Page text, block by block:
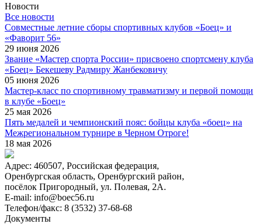
Новости
Все новости
Cовместные летние сборы спортивных клубов «Боец» и
«Фаворит 56»
29 июня 2026
Звание «Мастер спорта России» присвоено спортсмену клуба
«Боец» Бекешеву Радмиру Жанбековичу
05 июня 2026
Мастер-класс по спортивному травматизму и первой помощи
в клубе «Боец»
25 мая 2026
Пять медалей и чемпионский пояс: бойцы клуба «боец» на
Межрегиональном турнире в Черном Отроге!
18 мая 2026
Адрес: 460507, Российская федерация,
Оренбургская область, Оренбургский район,
посёлок Пригородный, ул. Полевая, 2А.
E-mail: info@boec56.ru
Телефон/факс: 8 (3532) 37-68-68
Документы